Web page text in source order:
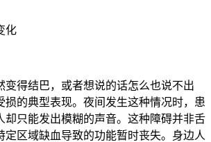
化
变得结巴，或者想说的话怎么也说不出
损的典型表现。夜间发生这种情况时，患
却只能发出模糊的声音。这种障碍并非舌
定区域缺血导致的功能暂时丧失。身边人